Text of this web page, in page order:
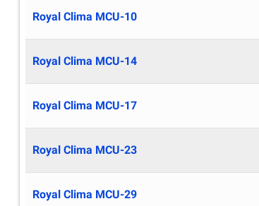
Royal Clima MCU-10
Royal Clima MCU-14
Royal Clima MCU-17
Royal Clima MCU-23
Royal Clima MCU-29